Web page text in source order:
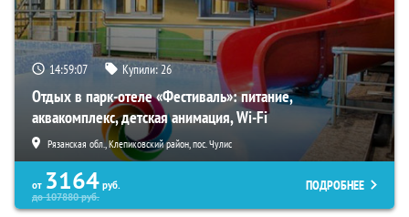
14:59:06 Купили:26
Отдых в парк-отеле «Фестиваль»: питание,
аквакомплекс, детская анимация, Wi-Fi
Рязанская обл., Клепиковский район, пос. Чулис
от 3164 руб.
до107880руб.
ПОДРОБНЕЕ